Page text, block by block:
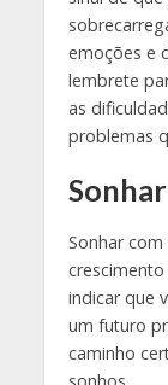
emoções e
lembrete
as
problemas
Sonhar
indicar que
um futuro
caminho